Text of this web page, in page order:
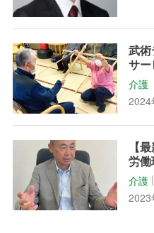
武
サ
介護
【
労
介護